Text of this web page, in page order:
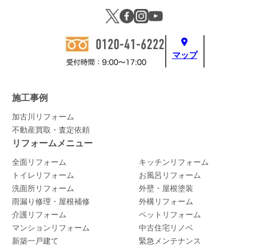
マップ
施工事例
加古川リフォーム
不動産買取・査定依頼
リフォームメニュー
全面リフォーム
キッチンリフォーム
トイレリフォーム
お風呂リフォーム
洗面所リフォーム
外壁・屋根塗装
雨漏り修理・屋根補修
外構リフォーム
介護リフォーム
ペットリフォーム
マンションリフォーム
中古住宅リノベ
新築一戸建て
緊急メンテナンス